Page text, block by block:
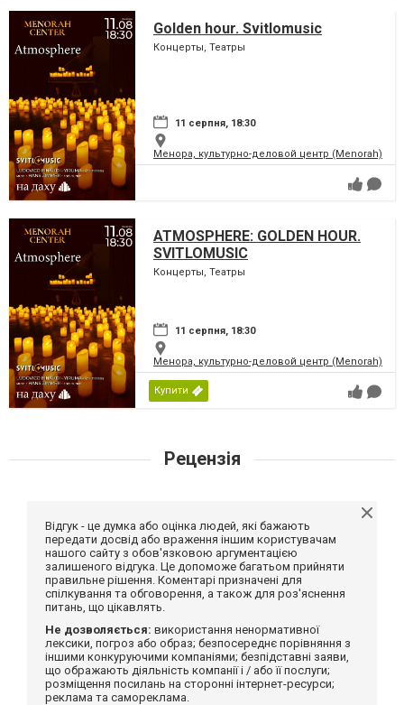
Golden hour. Svitlomusic
Концерты, Театры
11 серпня, 18:30
Менора, культурно-деловой центр (Menorah)
ATMOSPHERE: GOLDEN HOUR.
SVITLOMUSIC
Концерты, Театры
11 серпня, 18:30
Менора, культурно-деловой центр (Menorah)
Купити
Рецензія
Відгук - це думка або оцінка людей, які бажають
передати досвід або враження іншим користувачам
нашого сайту з обов'язковою аргументацією
залишеного відгука. Це допоможе багатьом прийняти
правильне рішення. Коментарі призначені для
спілкування та обговорення, а також для роз'яснення
питань, що цікавлять.
Не дозволяється: використання ненормативної
лексики, погроз або образ; безпосереднє порівняння з
іншими конкуруючими компаніями; безпідставні заяви,
що ображають діяльність компанії і / або її послуги;
розміщення посилань на сторонні інтернет-ресурси;
реклама та самореклама.